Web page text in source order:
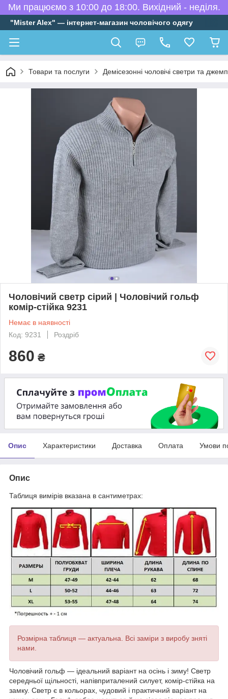
Ми працюємо з 10:00 до 18:00. Вихідний - неділя.
"Mister Alex" — інтернет-магазин чоловічого одягу
Товари та послуги Демісезонні чоловічі светри та
Чоловічий светр сірий | Чоловічий гольф
комір-стійка 9231
Немає в наявності
Код: 9231
Роздріб
860 ₴
Опис Характеристики Доставка Оплата Умови
Опис
Таблиця вимірів вказана в сантиметрах:
Розмірна таблиця — актуальна. Всі заміри з виробу зняті
нами.
Чоловічий гольф — ідеальний варіант на осінь і зиму! Светр
середньої щільності, напівприталений силует, комір-стійка на
замку. Светр є в кольорах, чудовий і практичний варіант на